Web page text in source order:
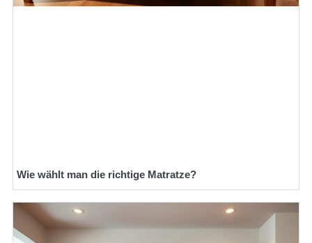
Wie wählt man die richtige Matratze?